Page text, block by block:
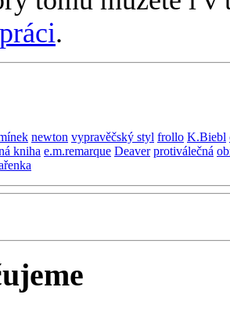
.
newton vypravěčský styl frollo K.Biebl
kniha e.m.remarque Deaver protiválečná